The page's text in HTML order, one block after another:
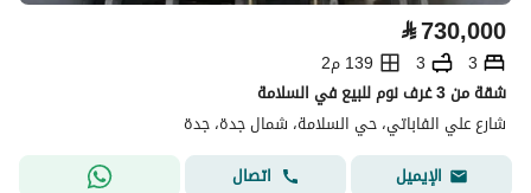
⃁730,000
3
3
139 م2
شقة من 3 غرف نوم للبيع في السلامة
شارع علي الفاباتي، حي السلامة، شمال جدة، جدة
الإيميل
اتصال